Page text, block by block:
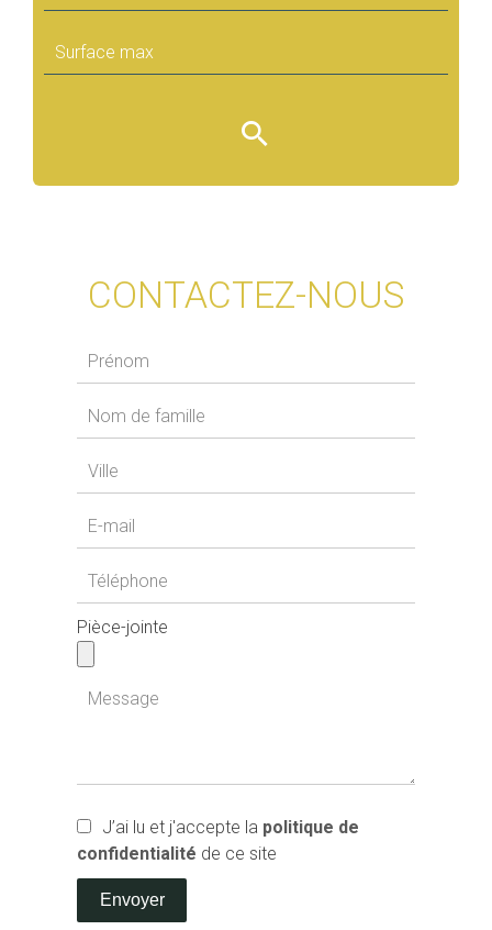
CONTACTEZ-NOUS
Pièce-jointe
J’ai lu et j'accepte la politique de
confidentialité de ce site
Envoyer